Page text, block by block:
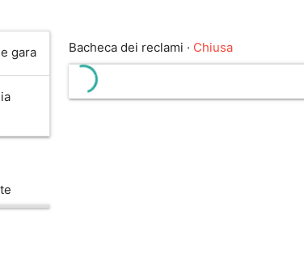
gara Bacheca dei reclami · Chiusa